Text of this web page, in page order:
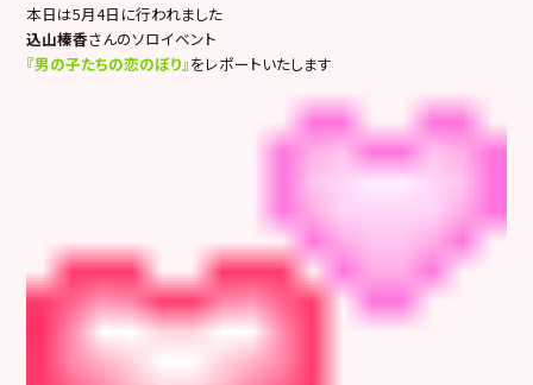
本日は5月4日に行われました
込山榛香さんのソロイベント
『男の子たちの恋のぼり』をレポートいたします